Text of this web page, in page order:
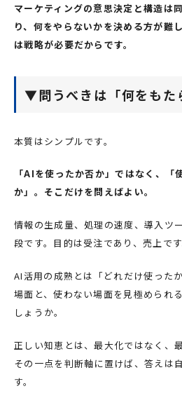
マーケティングの意思決定と構造は
り、何をやらないかを決める方が難
は戦略が必要だからです。
▼問うべきは「何をもた
本質はシンプルです。
「AIを使ったか否か」ではなく、「
か」。そこだけを問えばよい。
情報の生成量、処理の速度、導入ツー
段です。目的は受注であり、売上です
AI活用の成熟とは「どれだけ使った
場面と、使わない場面を見極められ
しょうか。
正しい知恵とは、最大化ではなく、
その一点を判断軸に置けば、答えは
す。